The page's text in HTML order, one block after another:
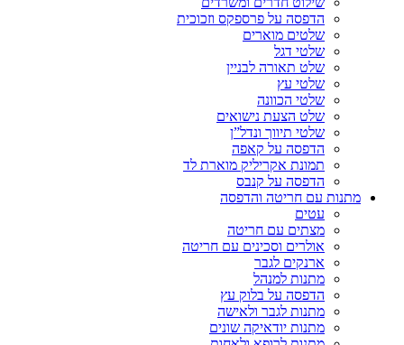
הדפסה על פרספקס וזכוכית
שלטים מוארים
שלטי דגל
שלט תאורה לבניין
שלטי עץ
שלטי הכוונה
שלט הצעת נישואים
שלטי תיווך ונדל”ן
הדפסה על קאפה
תמונת אקריליק מוארת לד
הדפסה על קנבס
מתנות עם חריטה והדפסה
עטים
מצתים עם חריטה
אולרים וסכינים עם חריטה
ארנקים לגבר
מתנות למנהל
הדפסה על בלוק עץ
מתנות לגבר ולאישה
מתנות יודאיקה שונים